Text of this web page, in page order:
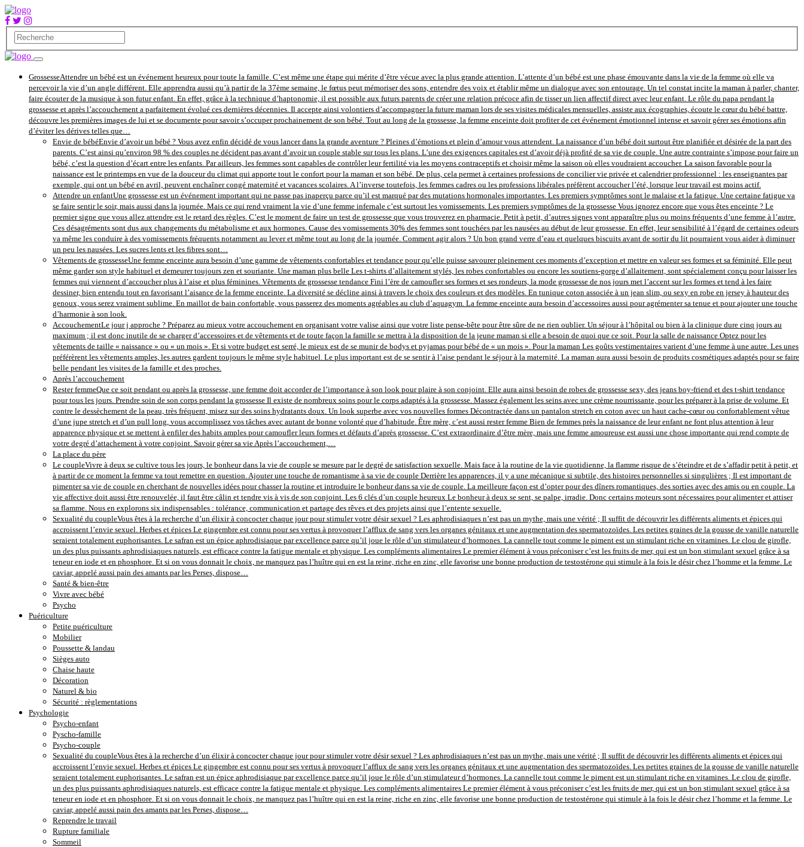
GrossesseAttendre un bébé est un événement heureux pour toute la famille. C’est même une étape qui mérite d’être vécue avec la plus grande attention. L’attente d’un bébé est une phase émouvante dans la vie de la femme où elle va
percevoir la vie d’un angle différent. Elle apprendra aussi qu’à partir de la 37ème semaine, le fœtus peut mémoriser des sons, entendre des voix et établir même un dialogue avec son entourage. Un tel constat incite la maman à parler, chanter,
faire écouter de la musique à son futur enfant. En effet, grâce à la technique d’haptonomie, il est possible aux futurs parents de créer une relation précoce afin de tisser un lien affectif direct avec leur enfant. Le rôle du papa pendant la
grossesse et après l’accouchement a parfaitement évolué ces dernières décennies. Il accepte ainsi volontiers d’accompagner la future maman lors de ses visites médicales mensuelles, assiste aux écographies, écoute le cœur du bébé battre,
découvre les premières images de lui et se documente pour savoir s’occuper prochainement de son bébé. Tout au long de la grossesse, la femme enceinte doit profiter de cet événement émotionnel intense et savoir gérer ses émotions afin
d’éviter les dérives telles que…
Envie de bébéEnvie d’avoir un bébé ? Vous avez enfin décidé de vous lancer dans la grande aventure ? Pleines d’émotions et plein d’amour vous attendent. La naissance d’un bébé doit surtout être planifiée et désirée de la part des
parents. C’est ainsi qu’environ 98 % des couples ne décident pas avant d’avoir un couple stable sur tous les plans. L’une des exigences capitales est d’avoir déjà profité de sa vie de couple. Une autre contrainte s’impose pour faire un
bébé, c’est la question d’écart entre les enfants. Par ailleurs, les femmes sont capables de contrôler leur fertilité via les moyens contraceptifs et choisir même la saison où elles voudraient accoucher. La saison favorable pour la
naissance est le printemps en vue de la douceur du climat qui apporte tout le confort pour la maman et son bébé. De plus, cela permet à certaines professions de concilier vie privée et calendrier professionnel : les enseignantes par
exemple, qui ont un bébé en avril, peuvent enchaîner congé maternité et vacances scolaires. A l’inverse toutefois, les femmes cadres ou les professions libérales préfèrent accoucher l’été, lorsque leur travail est moins actif.
Attendre un enfantUne grossesse est un événement important qui ne passe pas inaperçu parce qu’il est marqué par des mutations hormonales importantes. Les premiers symptômes sont le malaise et la fatigue. Une certaine fatigue va
se faire sentir le soir, mais aussi dans la journée. Mais ce qui rend vraiment la vie d’une femme infernale c’est surtout les vomissements. Les premiers symptômes de la grossesse Vous ignorez encore que vous êtes enceinte ? Le
premier signe que vous allez attendre est le retard des règles. C’est le moment de faire un test de grossesse que vous trouverez en pharmacie. Petit à petit, d’autres signes vont apparaître plus ou moins fréquents d’une femme à l’autre.
Ces désagréments sont dus aux changements du métabolisme et aux hormones. Cause des vomissements 30% des femmes sont touchées par les nausées au début de leur grossesse. En effet, leur sensibilité à l’égard de certaines odeurs
va même les conduire à des vomissements fréquents notamment au lever et même tout au long de la journée. Comment agir alors ? Un bon grand verre d’eau et quelques biscuits avant de sortir du lit pourraient vous aider à diminuer
un peu les nausées. Les sucres lents et les fibres sont…
Vêtements de grossesseUne femme enceinte aura besoin d’une gamme de vêtements confortables et tendance pour qu’elle puisse savourer pleinement ces moments d’exception et mettre en valeur ses formes et sa féminité. Elle peut
même garder son style habituel et demeurer toujours zen et souriante. Une maman plus belle Les t-shirts d’allaitement stylés, les robes confortables ou encore les soutiens-gorge d’allaitement, sont spécialement conçu pour laisser les
femmes qui viennent d’accoucher plus à l’aise et plus féminines. Vêtements de grossesse tendance Fini l’ère de camoufler ses formes et ses rondeurs, la mode grossesse de nos jours met l’accent sur les formes et tend à les faire
dessiner, bien entendu tout en favorisant l’aisance de la femme enceinte. La diversité se décline ainsi à travers le choix des couleurs et des modèles. En tunique coton associée à un jean slim, ou sexy en robe en jersey à hauteur des
genoux, vous serez vraiment sublime. En maillot de bain confortable, vous passerez des moments agréables au club d’aquagym. La femme enceinte aura besoin d’accessoires aussi pour agrémenter sa tenue et pour ajouter une touche
d’harmonie à son look.
AccouchementLe jour j approche ? Préparez au mieux votre accouchement en organisant votre valise ainsi que votre liste pense-bête pour être sûre de ne rien oublier. Un séjour à l’hôpital ou bien à la clinique dure cinq jours au
maximum ; il est donc inutile de se charger d’accessoires et de vêtements et de toute façon la famille se mettra à la disposition de la jeune maman si elle a besoin de quoi que ce soit. Pour la salle de naissance Optez pour les
vêtements de taille « naissance » ou « un mois ». Et si votre budget est serré, le mieux est de se munir de bodys et pyjamas pour bébé de « un mois ». Pour la maman Les goûts vestimentaires varient d’une femme à une autre. Les unes
préférèrent les vêtements amples, les autres gardent toujours le même style habituel. Le plus important est de se sentir à l’aise pendant le séjour à la maternité. La maman aura aussi besoin de produits cosmétiques adaptés pour se faire
belle pendant les visites de la famille et des proches.
Après l’accouchement
Rester femmeQue ce soit pendant ou après la grossesse, une femme doit accorder de l’importance à son look pour plaire à son conjoint. Elle aura ainsi besoin de robes de grossesse sexy, des jeans boy-friend et des t-shirt tendance
pour tous les jours. Prendre soin de son corps pendant la grossesse Il existe de nombreux soins pour le corps adaptés à la grossesse. Massez également les seins avec une crème nourrissante, pour les préparer à la prise de volume. Et
contre le dessèchement de la peau, très fréquent, misez sur des soins hydratants doux. Un look superbe avec vos nouvelles formes Décontractée dans un pantalon stretch en coton avec un haut cache-cœur ou confortablement vêtue
d’une jupe stretch et d’un pull long, vous accomplissez vos tâches avec autant de bonne volonté que d’habitude. Être mère, c’est aussi rester femme Bien de femmes près la naissance de leur enfant ne font plus attention à leur
apparence physique et se mettent à enfiler des habits amples pour camoufler leurs formes et défauts d’après grossesse. C’est extraordinaire d’être mère, mais une femme amoureuse est aussi une chose importante qui rend compte de
votre degré d’attachement à votre conjoint. Savoir gérer sa vie Après l’accouchement,…
La place du père
Le coupleVivre à deux se cultive tous les jours, le bonheur dans la vie de couple se mesure par le degré de satisfaction sexuelle. Mais face à la routine de la vie quotidienne, la flamme risque de s’éteindre et de s’affadir petit à petit, et
à partir de ce moment la femme va tout remettre en question. Ajouter une touche de romantisme à sa vie de couple Derrière les apparences, il y a une mécanique si subtile, des histoires personnelles si singulières ; Il est important de
pimenter sa vie de couple en cherchant de nouvelles idées pour chasser la routine et introduire le bonheur dans sa vie de couple. La meilleure façon est d’opter pour des dîners romantiques, des sorties avec des amis ou en couple. La
vie affective doit aussi être renouvelée, il faut être câlin et tendre vis à vis de son conjoint. Les 6 clés d’un couple heureux Le bonheur à deux se sent, se palpe, irradie. Donc certains moteurs sont nécessaires pour alimenter et attiser
sa flamme. Nous en explorons six indispensables : tolérance, communication et partage des rêves et des projets ainsi que l’entente sexuelle.
Sexualité du coupleVous êtes à la recherche d’un élixir à concocter chaque jour pour stimuler votre désir sexuel ? Les aphrodisiaques n’est pas un mythe, mais une vérité ; Il suffit de découvrir les différents aliments et épices qui
accroissent l’envie sexuel. Herbes et épices Le gingembre est connu pour ses vertus à provoquer l’afflux de sang vers les organes génitaux et une augmentation des spermatozoïdes. Les petites graines de la gousse de vanille naturelle
seraient totalement euphorisantes. Le safran est un épice aphrodisiaque par excellence parce qu’il joue le rôle d’un stimulateur d’hormones. La cannelle tout comme le piment est un stimulant riche en vitamines. Le clou de girofle,
un des plus puissants aphrodisiaques naturels, est efficace contre la fatigue mentale et physique. Les compléments alimentaires Le premier élément à vous préconiser c’est les fruits de mer, qui est un bon stimulant sexuel grâce à sa
teneur en iode et en phosphore. Et si on vous donnait le choix, ne manquez pas l’huître qui en est la reine, riche en zinc, elle favorise une bonne production de testostérone qui stimule à la fois le désir chez l’homme et la femme. Le
caviar, appelé aussi pain des amants par les Perses, dispose…
Santé & bien-être
Vivre avec bébé
Psycho
Puériculture
Petite puériculture
Mobilier
Poussette & landau
Sièges auto
Chaise haute
Décoration
Naturel & bio
Sécurité : règlementations
Psychologie
Psycho-enfant
Pyscho-famille
Psycho-couple
Sexualité du coupleVous êtes à la recherche d’un élixir à concocter chaque jour pour stimuler votre désir sexuel ? Les aphrodisiaques n’est pas un mythe, mais une vérité ; Il suffit de découvrir les différents aliments et épices qui
accroissent l’envie sexuel. Herbes et épices Le gingembre est connu pour ses vertus à provoquer l’afflux de sang vers les organes génitaux et une augmentation des spermatozoïdes. Les petites graines de la gousse de vanille naturelle
seraient totalement euphorisantes. Le safran est un épice aphrodisiaque par excellence parce qu’il joue le rôle d’un stimulateur d’hormones. La cannelle tout comme le piment est un stimulant riche en vitamines. Le clou de girofle,
un des plus puissants aphrodisiaques naturels, est efficace contre la fatigue mentale et physique. Les compléments alimentaires Le premier élément à vous préconiser c’est les fruits de mer, qui est un bon stimulant sexuel grâce à sa
teneur en iode et en phosphore. Et si on vous donnait le choix, ne manquez pas l’huître qui en est la reine, riche en zinc, elle favorise une bonne production de testostérone qui stimule à la fois le désir chez l’homme et la femme. Le
caviar, appelé aussi pain des amants par les Perses, dispose…
Reprendre le travail
Rupture familiale
Sommeil